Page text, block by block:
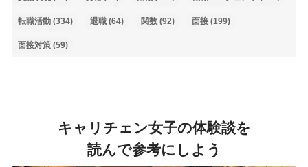
転職活動(334) 退職(64) 関数(92) 面接(199)
面接対策(59)
キャリチェン女子の体験談を
読んで参考にしよう